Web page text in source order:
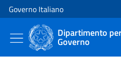
Vai al contenuto
Vai alla navigazione del sito
Governo Italiano
Dipartimento
Governo